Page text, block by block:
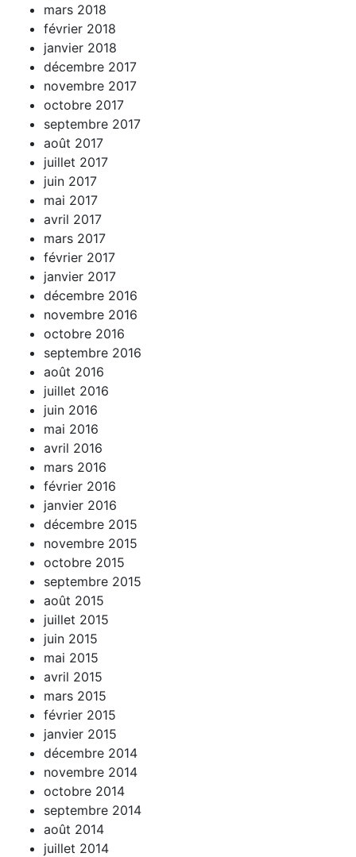
mars 2018
février 2018
janvier 2018
décembre 2017
novembre 2017
octobre 2017
septembre 2017
août 2017
juillet 2017
juin 2017
mai 2017
avril 2017
mars 2017
février 2017
janvier 2017
décembre 2016
novembre 2016
octobre 2016
septembre 2016
août 2016
juillet 2016
juin 2016
mai 2016
avril 2016
mars 2016
février 2016
janvier 2016
décembre 2015
novembre 2015
octobre 2015
septembre 2015
août 2015
juillet 2015
juin 2015
mai 2015
avril 2015
mars 2015
février 2015
janvier 2015
décembre 2014
novembre 2014
octobre 2014
septembre 2014
août 2014
juillet 2014